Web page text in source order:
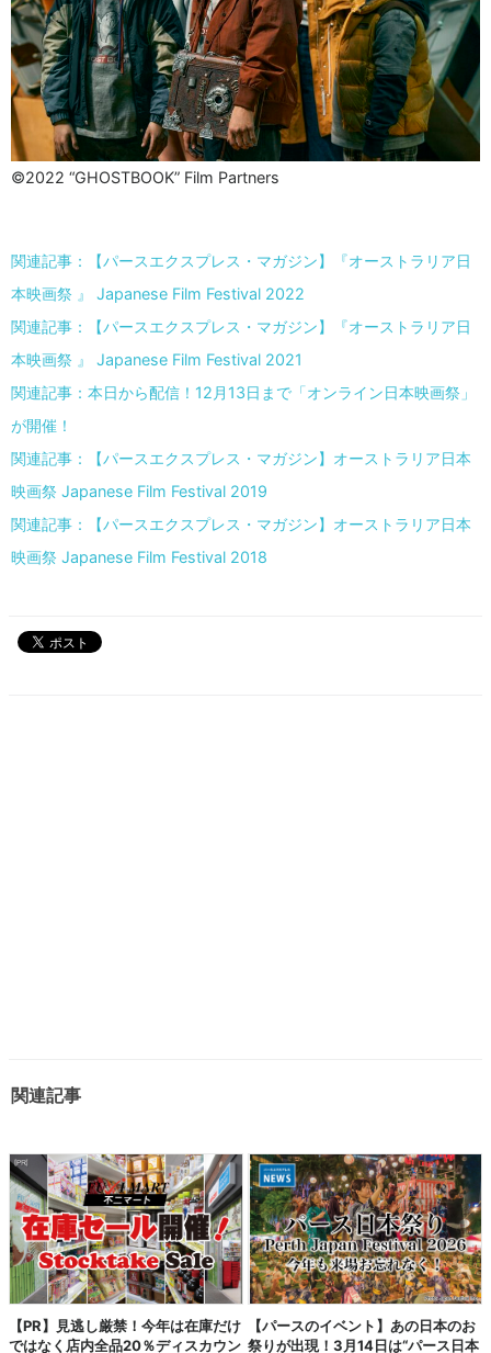
©2022 “GHOSTBOOK” Film Partners
関連記事：【パースエクスプレス・マガジン】『オーストラリア日
本映画祭 』 Japanese Film Festival 2022
関連記事：【パースエクスプレス・マガジン】『オーストラリア日
本映画祭 』 Japanese Film Festival 2021
関連記事：本日から配信！12月13日まで「オンライン日本映画祭」
が開催！
関連記事：【パースエクスプレス・マガジン】オーストラリア日本
映画祭 Japanese Film Festival 2019
関連記事：【パースエクスプレス・マガジン】オーストラリア日本
映画祭 Japanese Film Festival 2018
関連記事
【PR】見逃し厳禁！今年は在庫だけ
ではなく店内全品20％ディスカウン
【パースのイベント】あの日本のお
祭りが出現！3月14日は“パース日本